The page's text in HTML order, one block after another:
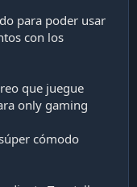
para poder usar
con los
que juegue
only gaming
cómodo